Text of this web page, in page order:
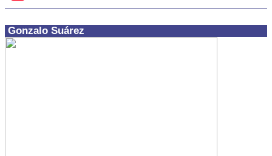
Gonzalo Suárez